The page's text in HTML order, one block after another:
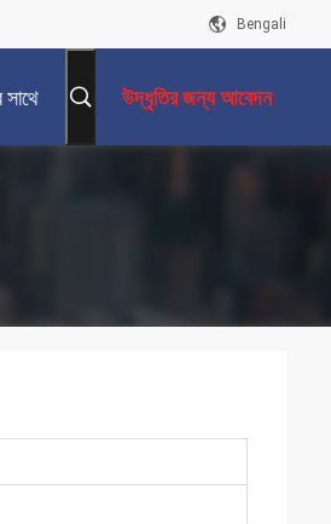
Bengali
উদ্ধৃতির জন্য আবেদন